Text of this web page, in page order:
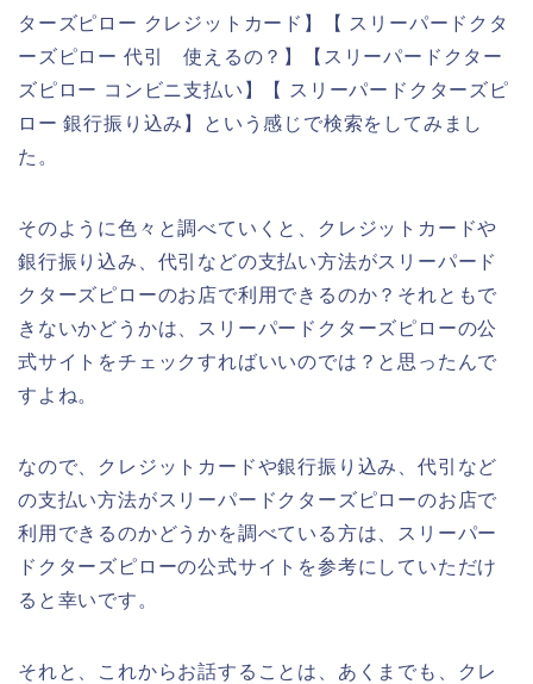
ターズピロー クレジットカード】【 スリーパードクタ
ーズピロー 代引 使えるの？】【スリーパードクター
ズピロー コンビニ支払い】【 スリーパードクターズピ
ロー 銀行振り込み】という感じで検索をしてみまし
た。
そのように色々と調べていくと、クレジットカードや
銀行振り込み、代引などの支払い方法がスリーパード
クターズピローのお店で利用できるのか？それともで
きないかどうかは、スリーパードクターズピローの公
式サイトをチェックすればいいのでは？と思ったんで
すよね。
なので、クレジットカードや銀行振り込み、代引など
の支払い方法がスリーパードクターズピローのお店で
利用できるのかどうかを調べている方は、スリーパー
ドクターズピローの公式サイトを参考にしていただけ
ると幸いです。
それと、これからお話することは、あくまでも、クレ